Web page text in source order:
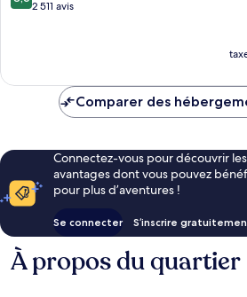
sur 2 511 avis
Comparer des
Connectez-vous pour découvrir
avantages dont vous pouvez
pour plus d’aventures !
Se connecter S’inscrire
À propos du quartier